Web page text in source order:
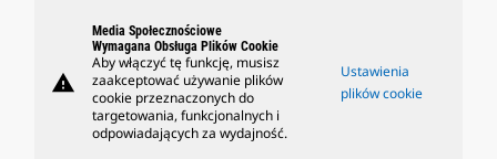
warning
Media Społecznościowe
Wymagana Obsługa Plików Cookie
Aby włączyć tę funkcję, musisz
zaakceptować używanie plików
cookie przeznaczonych do
targetowania, funkcjonalnych i
odpowiadających za wydajność.
Ustawienia
plików cookie